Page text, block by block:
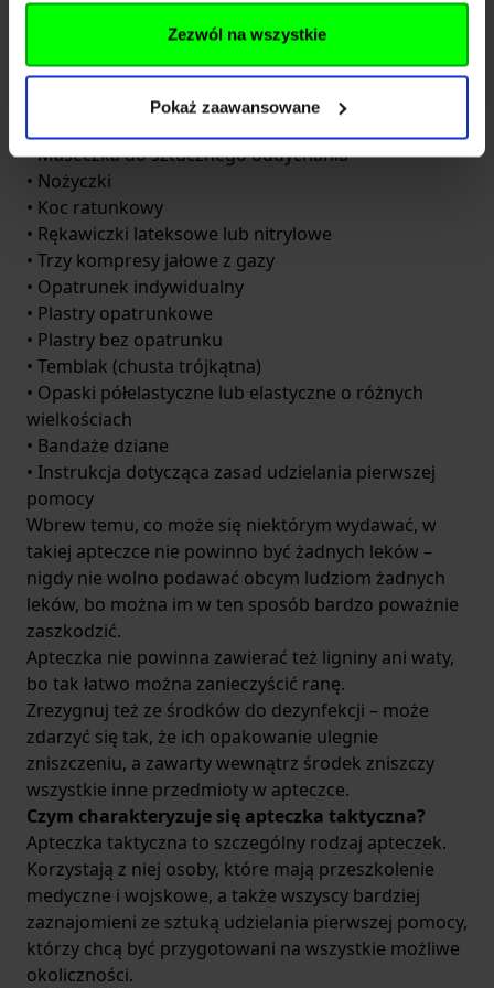
Zezwól na wszystkie
Pokaż zaawansowane
wiedzieć, co jest wewnątrz, by móc szybko z tego
skorzystać, gdy nadejdzie taka potrzeba.
Co powinna obowiązkowo zawierać Twoja
• Maseczka do sztucznego oddychania
• Nożyczki
• Koc ratunkowy
• Rękawiczki lateksowe lub nitrylowe
• Trzy kompresy jałowe z gazy
• Opatrunek indywidualny
• Plastry opatrunkowe
• Plastry bez opatrunku
• Temblak (chusta trójkątna)
• Opaski półelastyczne lub elastyczne o różnych
wielkościach
• Bandaże dziane
• Instrukcja dotycząca zasad udzielania pierwszej
pomocy
Wbrew temu, co może się niektórym wydawać, w
takiej apteczce nie powinno być żadnych leków –
nigdy nie wolno podawać obcym ludziom żadnych
leków, bo można im w ten sposób bardzo poważnie
zaszkodzić.
Apteczka nie powinna zawierać też ligniny ani waty,
bo tak łatwo można zanieczyścić ranę.
Zrezygnuj też ze środków do dezynfekcji – może
zdarzyć się tak, że ich opakowanie ulegnie
zniszczeniu, a zawarty wewnątrz środek zniszczy
wszystkie inne przedmioty w apteczce.
Czym charakteryzuje się apteczka taktyczna?
Apteczka taktyczna to szczególny rodzaj apteczek.
Korzystają z niej osoby, które mają przeszkolenie
medyczne i wojskowe, a także wszyscy bardziej
zaznajomieni ze sztuką udzielania pierwszej pomocy,
którzy chcą być przygotowani na wszystkie możliwe
okoliczności.